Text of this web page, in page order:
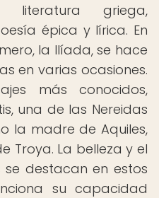
griega,
épica y lírica. En
la Ilíada, se hace
en varias ocasiones.
más conocidos,
una de las Nereidas
la madre de Aquiles,
Troya. La belleza y el
destacan en estos
su capacidad